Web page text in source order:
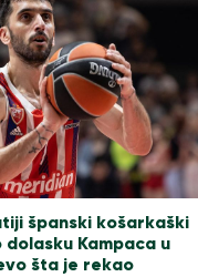
španski košarkaški
dolasku Kampaca u
šta je rekao